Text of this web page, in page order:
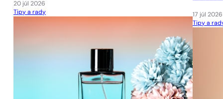
20 júl 2026
Tipy a rady
17 júl 2026
Tipy a